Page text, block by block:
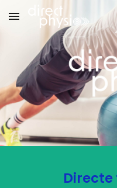
Skip to main content